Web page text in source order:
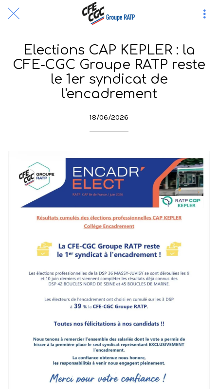
Elections CAP KEPLER : la
CFE-CGC Groupe RATP reste
le 1er syndicat de
l'encadrement
18/06/2026